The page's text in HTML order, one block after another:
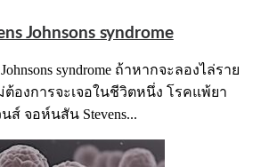
Johnsons syndrome
syndrome ถ้าหากจะลองไล่ราย
องการจะเจอในชีวิตหนึ่ง โรคแพ้ยา
ส์ จอห์นสัน Stevens...